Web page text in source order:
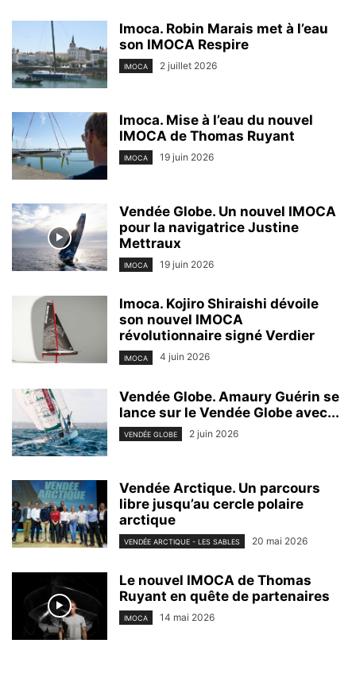
Imoca. Robin Marais met à l’eau
son IMOCA Respire
IMOCA 2 juillet 2026
Imoca. Mise à l’eau du nouvel
IMOCA de Thomas Ruyant
IMOCA 19 juin 2026
Vendée Globe. Un nouvel IMOCA
pour la navigatrice Justine
Mettraux
IMOCA 19 juin 2026
Imoca. Kojiro Shiraishi dévoile
son nouvel IMOCA
révolutionnaire signé Verdier
IMOCA 4 juin 2026
Vendée Globe. Amaury Guérin se
lance sur le Vendée Globe avec...
VENDÉE GLOBE 2 juin 2026
Vendée Arctique. Un parcours
libre jusqu’au cercle polaire
arctique
VENDÉE ARCTIQUE - LES SABLES 20 mai 2026
Le nouvel IMOCA de Thomas
Ruyant en quête de partenaires
IMOCA 14 mai 2026